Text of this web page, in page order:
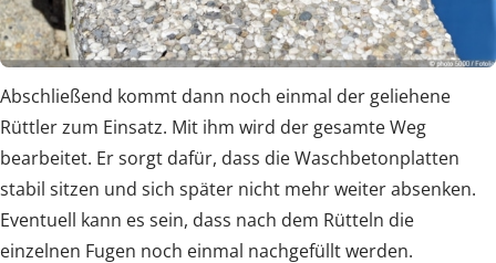
Abschließend kommt dann noch einmal der geliehene
Rüttler zum Einsatz. Mit ihm wird der gesamte Weg
bearbeitet. Er sorgt dafür, dass die Waschbetonplatten
stabil sitzen und sich später nicht mehr weiter absenken.
Eventuell kann es sein, dass nach dem Rütteln die
einzelnen Fugen noch einmal nachgefüllt werden.